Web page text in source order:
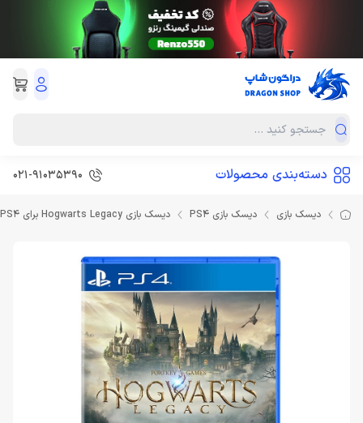
دسته‌بندی محصولات 021-91035390
دیسک بازی دیسک بازی PS4 دیسک بازی Hogwarts Legacy برای PS4